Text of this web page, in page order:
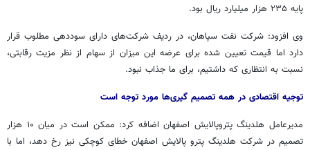
پایه ۲۳۵ هزار میلیارد ریال بود.
وی افزود: شرکت نفت سپاهان، در ردیف شرکت‌های دارای سوددهی مطلوب قرار
دارد اما قیمت تعیین شده برای عرضه این میزان از سهام از نظر مزیت رقابتی،
نسبت به انتظاری که داشتیم، برای ما جذاب نبود.
توجیه اقتصادی در همه تصمیم گیری‌ها مورد توجه است
مدیرعامل هلدینگ پتروپالایش
اصفهان اضافه کرد: ممکن است در میان ۱۰ هزار
تصمیم در شرکت هلدینگ پترو پالایش اصفهان خطای کوچکی نیز رخ دهد، اما با